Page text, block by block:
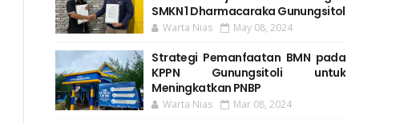
SMKN 1 Dharmacaraka Gunungsitol
Warta Nias May 08, 2024
Strategi Pemanfaatan BMN pada
KPPN Gunungsitoli untuk
Meningkatkan PNBP
Warta Nias Mar 08, 2024